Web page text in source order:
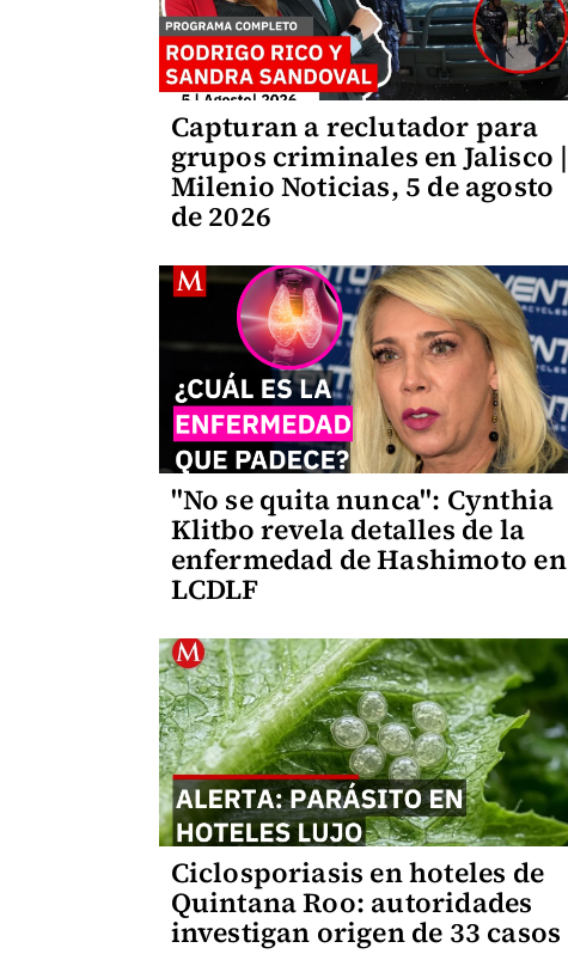
Capturan a reclutador para
grupos criminales en Jalisco |
Milenio Noticias, 5 de agosto
de 2026
"No se quita nunca": Cynthia
Klitbo revela detalles de la
enfermedad de Hashimoto en
LCDLF
Ciclosporiasis en hoteles de
Quintana Roo: autoridades
investigan origen de 33 casos